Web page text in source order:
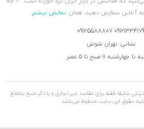
آنلاین سفارش دهید، همان نمایش بیشتر
09121334179
09125588807
نشانی: تهران شوش
چهارشنبه ۱۱ صبح تا ۵ عصر
شاپفا فقط برای مقاصد غیر تجاری و با ذکر منبع بلامانع
حقوق اين سايت محفوظ می‌باشد